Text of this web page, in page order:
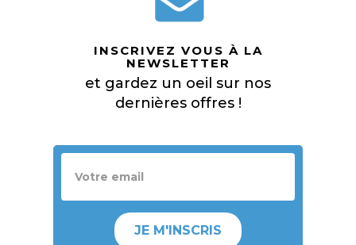
INSCRIVEZ VOUS À LA
NEWSLETTER
et gardez un oeil sur nos
dernières offres !
JE M'INSCRIS